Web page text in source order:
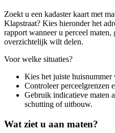
Zoekt u een kadaster kaart met
Klapstraat? Kies hieronder het
rapport wanneer u perceel
overzichtelijk wilt delen.
Voor welke situaties?
Kies het juiste huisnummer
Controleer perceelgrenzen
Gebruik indicatieve maten
schutting of uitbouw.
Wat ziet u aan maten?